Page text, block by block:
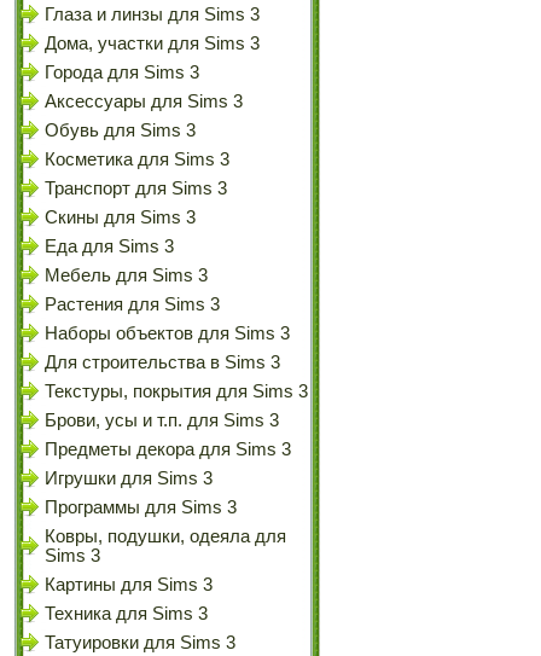
Глаза и линзы для Sims 3
Дома, участки для Sims 3
Города для Sims 3
Аксессуары для Sims 3
Обувь для Sims 3
Косметика для Sims 3
Транспорт для Sims 3
Скины для Sims 3
Еда для Sims 3
Мебель для Sims 3
Растения для Sims 3
Наборы объектов для Sims 3
Для строительства в Sims 3
Текстуры, покрытия для Sims 3
Брови, усы и т.п. для Sims 3
Предметы декора для Sims 3
Игрушки для Sims 3
Программы для Sims 3
Ковры, подушки, одеяла для
Sims 3
Картины для Sims 3
Техника для Sims 3
Татуировки для Sims 3